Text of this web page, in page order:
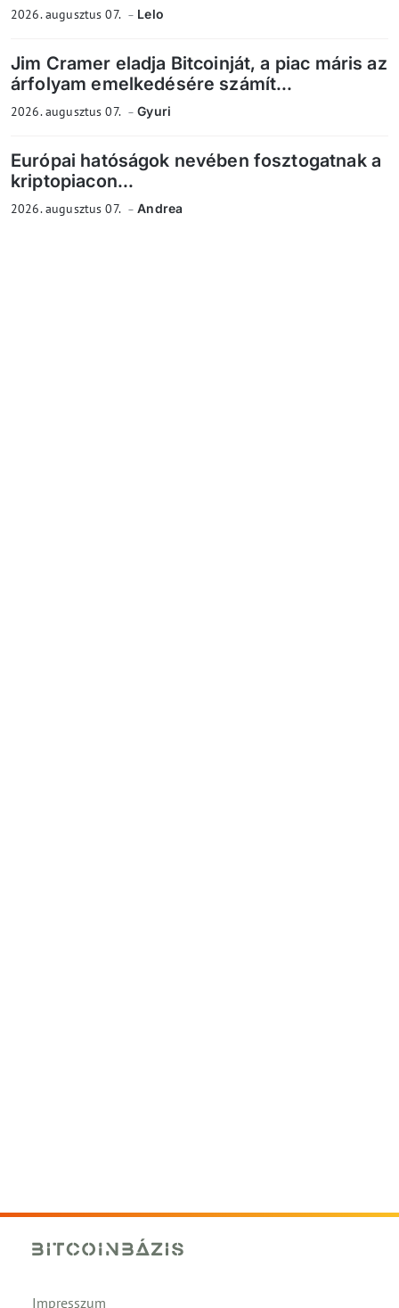
2026. augusztus 07. Lelo
Jim Cramer eladja Bitcoinját, a piac máris az
árfolyam emelkedésére számít...
2026. augusztus 07. Gyuri
Európai hatóságok nevében fosztogatnak a
kriptopiacon...
2026. augusztus 07. Andrea
Impresszum